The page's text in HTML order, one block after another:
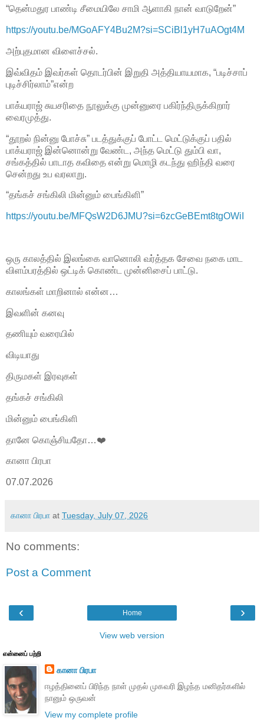
“தென்மதுர பாண்டி சீமையிலே சாமி ஆளாகி நான் வாடுறேன்”
https://youtu.be/MGoAFY4Bu2M?si=SCiBl1yH7uAOgt4M
அற்புதமான விளைச்சல்.
இவ்விதம் இவர்கள் தொடர்பின் இறுதி அத்தியாயமாக, “படிச்சாப்
புடிச்சிர்லாம்”என்ற
பாக்யராஜ் சுயசரிதை நூலுக்கு முன்னுரை பகிர்ந்திருக்கிறார்
வைரமுத்து.
“தூறல் நின்னு போச்சு” படத்துக்குப் போட்ட மெட்டுக்குப் பதில்
பாக்யராஜ் இன்னொன்று வேண்ட, அந்த மெட்டு தும்பி வா,
சங்கத்தில் பாடாத கவிதை என்று மொழி கடந்து ஹிந்தி வரை
சென்றது உப வரலாறு.
“தங்கச் சங்கிலி மின்னும் பைங்கிளி”
https://youtu.be/MFQsW2D6JMU?si=6zcGeBEmt8tgOWiI
ஒரு காலத்தில் இலங்கை வானொலி வர்த்தக சேவை நகை மாட
விளம்பரத்தில் ஒட்டிக் கொண்ட முன்னிசைப் பாட்டு.
காலங்கள் மாறினால் என்ன…
இவளின் கனவு
தணியும் வரையில்
விடியாது
திருமகள் இரவுகள்
தங்கச் சங்கிலி
மின்னும் பைங்கிளி
தானே கொஞ்சியதோ…❤️
கானா பிரபா
07.07.2026
கானா பிரபா at Tuesday, July 07, 2026
No comments:
Post a Comment
‹ ›
Home
View web version
என்னைப் பற்றி
கானா பிரபா
ஈழத்தினைப் பிரிந்த நாள் முதல் முகவரி இழந்த மனிதர்களில்
நானும் ஒருவன்
View my complete profile